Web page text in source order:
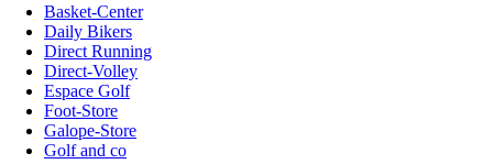
Basket-Center
Daily Bikers
Direct Running
Direct-Volley
Espace Golf
Foot-Store
Galope-Store
Golf and co